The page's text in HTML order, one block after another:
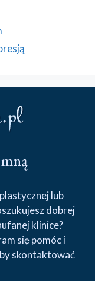
lub
dobrej
klinice?
się pomóc i
skontaktować